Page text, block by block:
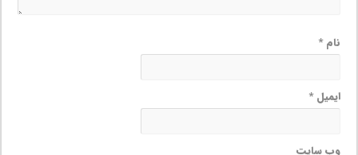
نام*
ایمیل*
وب‌ سایت